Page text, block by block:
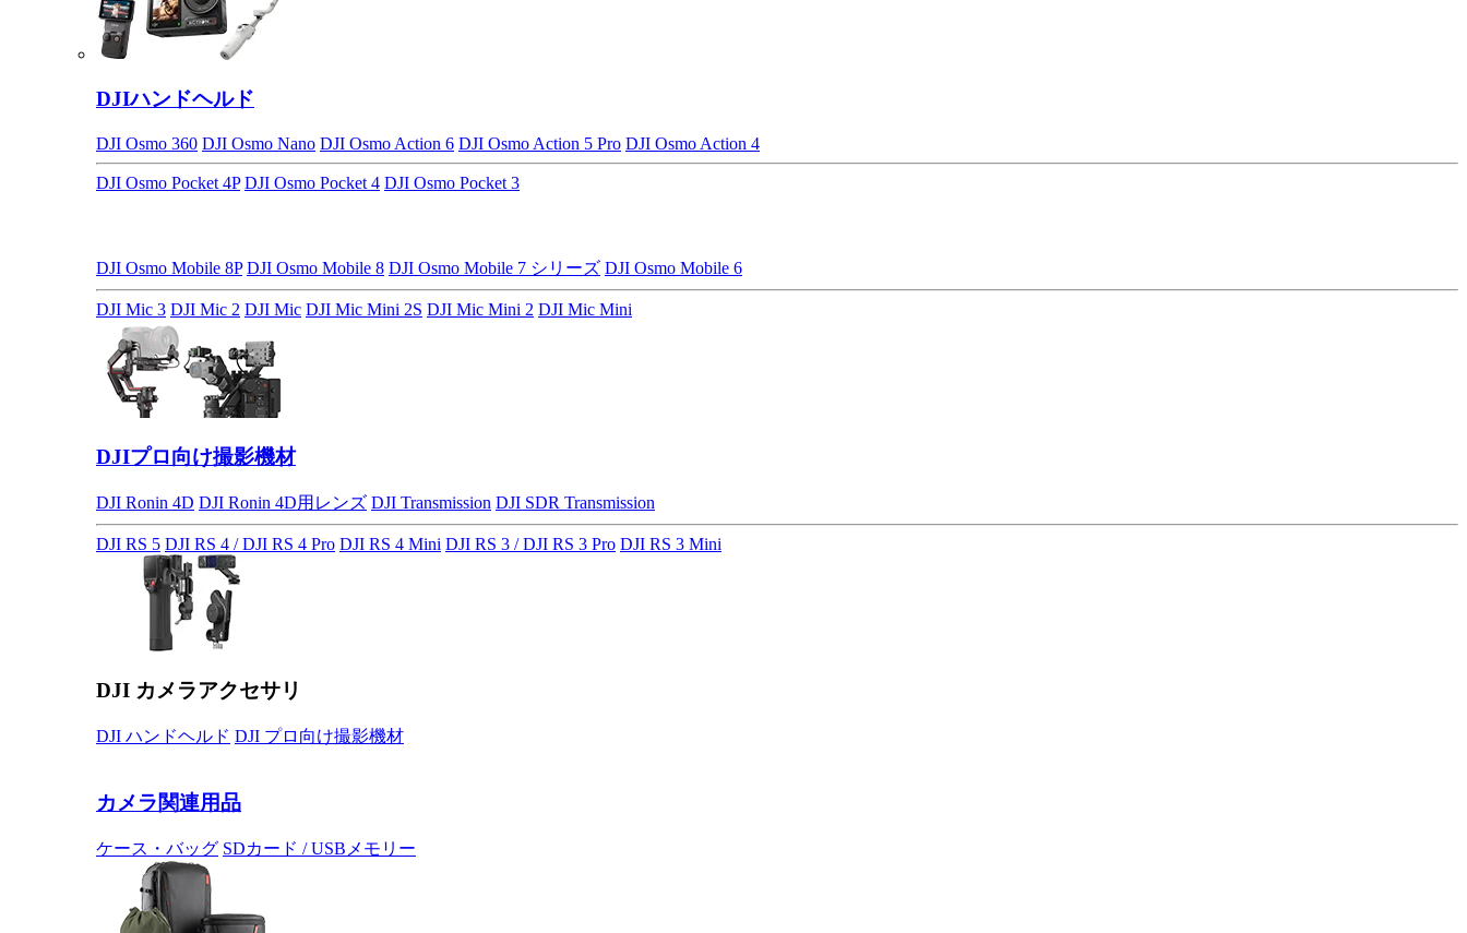
DJIハンドヘルド
DJI Osmo 360 DJI Osmo Nano DJI Osmo Action 6 DJI Osmo Action 5 Pro DJI Osmo Action 4
DJI Osmo Pocket 4P DJI Osmo Pocket 4 DJI Osmo Pocket 3
DJI Osmo Mobile 8P DJI Osmo Mobile 8 DJI Osmo Mobile 7 シリーズ DJI Osmo Mobile 6
DJI Mic 3 DJI Mic 2 DJI Mic DJI Mic Mini 2S DJI Mic Mini 2 DJI Mic Mini
DJIプロ向け撮影機材
DJI Ronin 4D DJI Ronin 4D用レンズ DJI Transmission DJI SDR Transmission
DJI RS 5 DJI RS 4 / DJI RS 4 Pro DJI RS 4 Mini DJI RS 3 / DJI RS 3 Pro DJI RS 3 Mini
DJI カメラアクセサリ
DJI ハンドヘルド DJI プロ向け撮影機材
カメラ関連用品
ケース・バッグ SDカード / USBメモリー